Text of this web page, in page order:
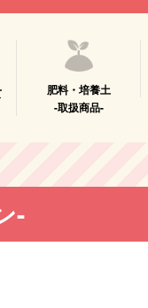
肥料・培養土
-取扱商品-
-